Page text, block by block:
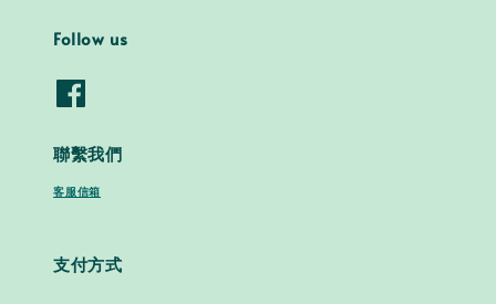
Follow us
聯繫我們
客服信箱
支付方式